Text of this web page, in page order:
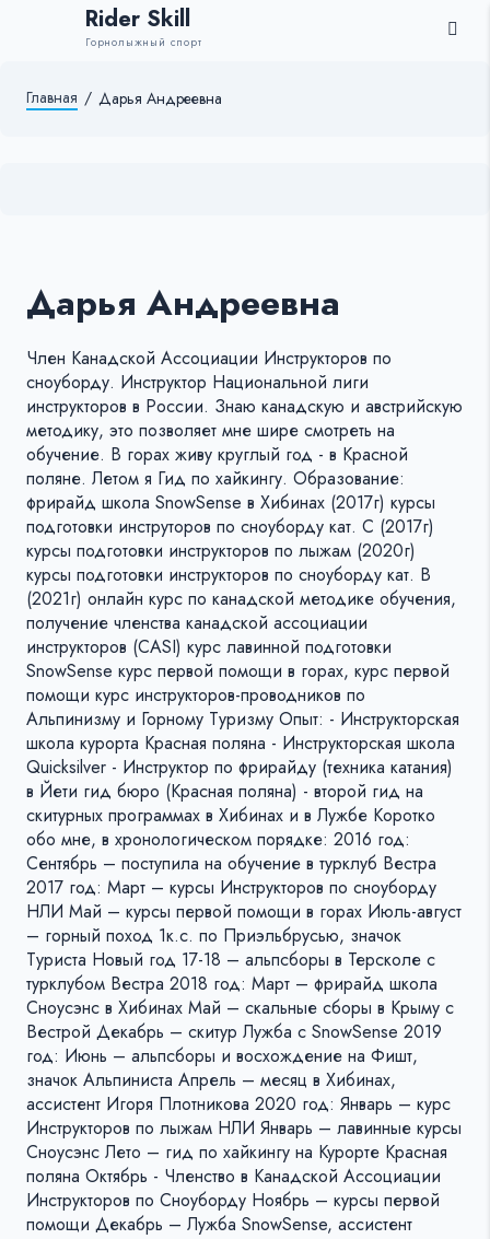
Rider Skill
Горнолыжный спорт
Главная / Дарья Андреевна
Дарья Андреевна
Член Канадской Ассоциации Инструкторов по
сноуборду. Инструктор Национальной лиги
инструкторов в России. Знаю канадскую и австрийскую
методику, это позволяет мне шире смотреть на
обучение. В горах живу круглый год - в Красной
поляне. Летом я Гид по хайкингу. Образование:
фрирайд школа SnowSense в Хибинах (2017г) курсы
подготовки инструторов по сноуборду кат. С (2017г)
курсы подготовки инструкторов по лыжам (2020г)
курсы подготовки инструкторов по сноуборду кат. В
(2021г) онлайн курс по канадской методике обучения,
получение членства канадской ассоциации
инструкторов (CASI) курс лавинной подготовки
SnowSense курс первой помощи в горах, курс первой
помощи курс инструкторов-проводников по
Альпинизму и Горному Туризму Опыт: - Инструкторская
школа курорта Красная поляна - Инструкторская школа
Quicksilver - Инструктор по фрирайду (техника катания)
в Йети гид бюро (Красная поляна) - второй гид на
скитурных программах в Хибинах и в Лужбе Коротко
обо мне, в хронологическом порядке: 2016 год:
Сентябрь – поступила на обучение в турклуб Вестра
2017 год: Март – курсы Инструкторов по сноуборду
НЛИ Май – курсы первой помощи в горах Июль-август
– горный поход 1к.с. по Приэльбрусью, значок
Туриста Новый год 17-18 – альпсборы в Терсколе с
турклубом Вестра 2018 год: Март – фрирайд школа
Сноусэнс в Хибинах Май – скальные сборы в Крыму с
Вестрой Декабрь – скитур Лужба с SnowSense 2019
год: Июнь – альпсборы и восхождение на Фишт,
значок Альпиниста Апрель – месяц в Хибинах,
ассистент Игоря Плотникова 2020 год: Январь – курс
Инструкторов по лыжам НЛИ Январь – лавинные курсы
Сноусэнс Лето – гид по хайкингу на Курорте Красная
поляна Октябрь - Членство в Канадской Ассоциации
Инструкторов по Сноуборду Ноябрь – курсы первой
помощи Декабрь – Лужба SnowSense, ассистент